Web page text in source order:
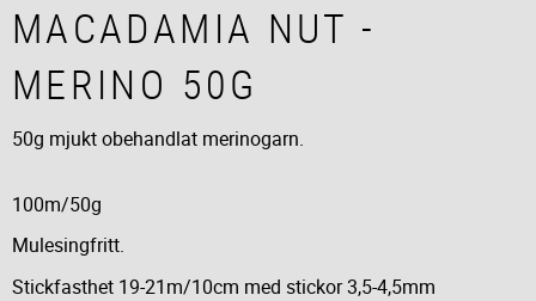
MACADAMIA NUT -
MERINO 50G
50g mjukt obehandlat merinogarn.
100m/50g
Mulesingfritt.
Stickfasthet 19-21m/10cm med stickor 3,5-4,5mm